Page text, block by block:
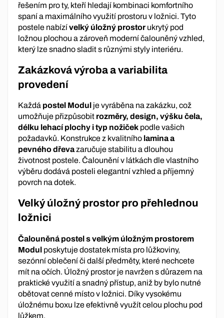
řešením pro ty, kteří hledají kombinaci komfortního
spaní a maximálního využití prostoru v ložnici. Tyto
postele nabízívelký úložný prostor ukrytý pod
ložnou plochou a zároveň moderní čalouněný vzhled,
který lze snadno sladit s různými styly interiéru.
Zakázková výroba a variabilita
provedení
Každá postel Modul je vyráběna na zakázku, což
umožňuje přizpůsobit rozměry, design, výšku čela,
délku lehací plochy i typ nožiček podle vašich
požadavků. Konstrukce z kvalitního lamina a
pevného dřevazaručuje stabilitu a dlouhou
životnost postele. Čalounění v látkách dle vlastního
výběru dodává posteli elegantní vzhled a příjemný
povrch na dotek.
Velký úložný prostor pro přehlednou
ložnici
Čalouněná postel s velkým úložným prostorem
Modul poskytuje dostatek místa pro lůžkoviny,
sezónní oblečení či další předměty, které nechcete
mít na očích. Úložný prostor je navržen s důrazem na
praktické využití a snadný přístup, aniž by bylo nutné
obětovat cenné místo v ložnici. Díky vysokému
úložnému boxu lze efektivně využít celou plochu pod
lůžkem.